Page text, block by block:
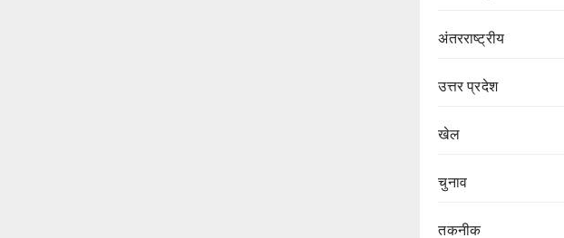
अंतरराष्ट्रीय
उत्तर प्रदेश
खेल
चुनाव
तकनीक